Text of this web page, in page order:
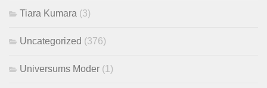
Tiara Kumara (3)
Uncategorized (376)
Universums Moder (1)